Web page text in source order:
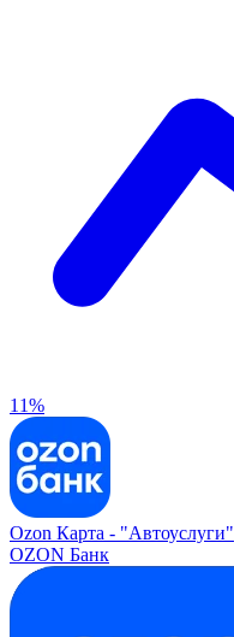
11%
Ozon Карта - "Автоуслуги"
OZON Банк